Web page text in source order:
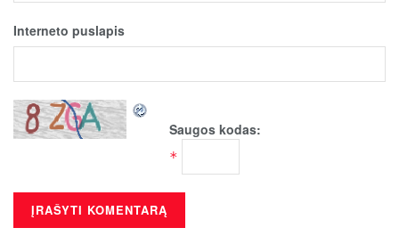
Interneto puslapis
Saugos kodas:
*